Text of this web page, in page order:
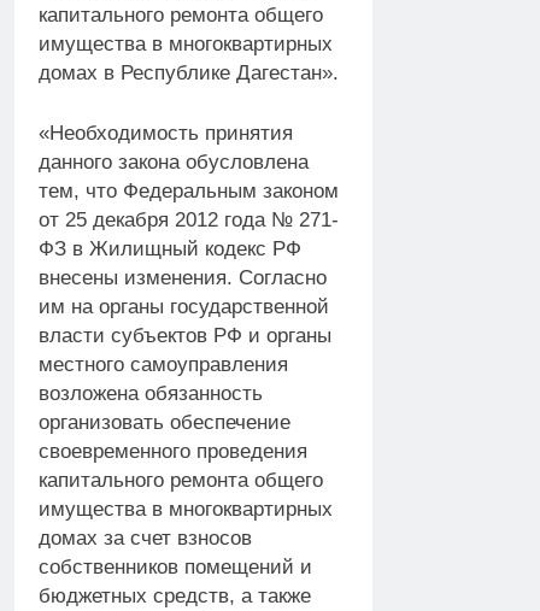
капитального ремонта общего
имущества в многоквартирных
домах в Республике Дагестан».
«Необходимость принятия
данного закона обусловлена
тем, что Федеральным законом
от 25 декабря 2012 года № 271-
ФЗ в Жилищный кодекс РФ
внесены изменения. Согласно
им на органы государственной
власти субъектов РФ и органы
местного самоуправления
возложена обязанность
организовать обеспечение
своевременного проведения
капитального ремонта общего
имущества в многоквартирных
домах за счет взносов
собственников помещений и
бюджетных средств, а также